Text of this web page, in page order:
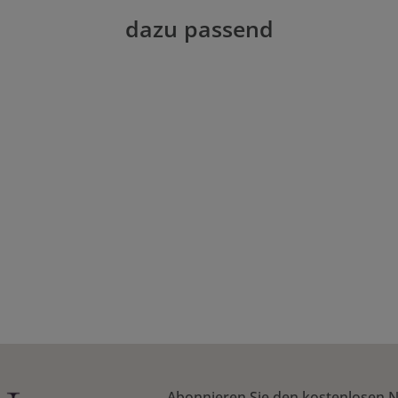
dazu passend